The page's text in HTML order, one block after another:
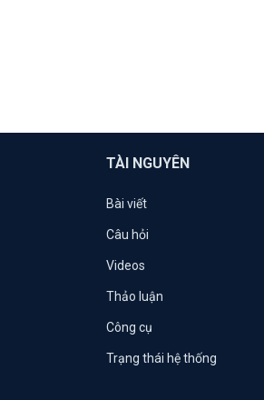
TÀI NGUYÊN
Bài viết
Câu hỏi
Videos
Thảo luận
Công cụ
Trạng thái hệ thống